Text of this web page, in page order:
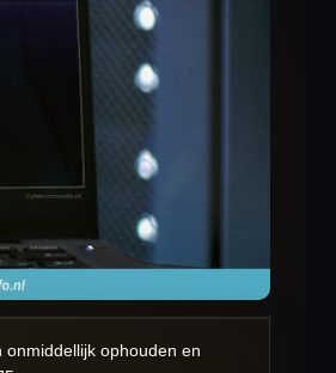
ophouden en